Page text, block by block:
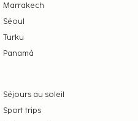
Marrakech
Séoul
Turku
Panamá
Séjours au soleil
Sport trips